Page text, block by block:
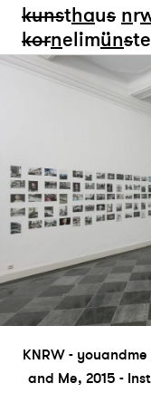
kunsthaus nr
kornelimüns
KNRW -
and Me, 2015 -